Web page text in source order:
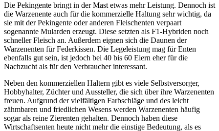
Die Pekingente bringt in der Mast etwas mehr Leistung. Dennoch ist
die Warzenente auch für die kommerzielle Haltung sehr wichtig, da
sie mit der Pekingente oder anderen Fleischenten verpaart
sogenannte Mularden erzeugt. Diese setzten als F1-Hybriden noch
schneller Fleisch an. Außerdem eignen sich die Daunen der
Warzenenten für Federkissen. Die Legeleistung mag für Enten
ebenfalls gut sein, ist jedoch bei 40 bis 60 Eiern eher für die
Nachzucht als für den Verbraucher interessant.
Neben den kommerziellen Haltern gibt es viele Selbstversorger,
Hobbyhalter, Züchter und Aussteller, die sich über ihre Warzenenten
freuen. Aufgrund der vielfältigen Farbschläge und des leicht
zähmbaren und friedlichen Wesens werden Warzenenten häufig
sogar als reine Zierenten gehalten. Dennoch haben diese
Wirtschaftsenten heute nicht mehr die einstige Bedeutung, als es